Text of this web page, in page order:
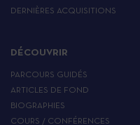
DERNIÈRES ACQUISITIONS
DÉCOUVRIR
PARCOURS GUIDÉS
ARTICLES DE FOND
BIOGRAPHIES
COURS / CONFÉRENCES